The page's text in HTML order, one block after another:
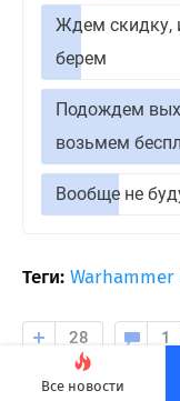
Все новости
Ждем скидку,
берем
Подождем
возьмем
Вообще не
Теги: Warhammer
28 1